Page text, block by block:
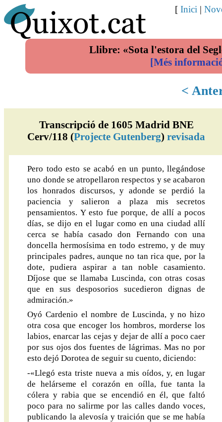
Llibre: «Sota l'estora del
[Més
[ Inici |
<
Transcripció de 1605 Madrid BNE
Cerv/118 (Projecte Gutenberg)revisada
Pero todo esto se acabó en un punto, llegándose
uno donde se atropellaron respectos y se acabaron
los honrados discursos, y adonde se perdió la
paciencia y salieron a plaza mis secretos
pensamientos. Y esto fue porque, de allí a pocos
días, se dijo en el lugar como en una ciudad allí
cerca se había casado don Fernando con una
doncella hermosísima en todo estremo, y de muy
principales padres, aunque no tan rica que, por la
dote, pudiera aspirar a tan noble casamiento.
Díjose que se llamaba Luscinda, con otras cosas
que en sus desposorios sucedieron dignas de
admiración.»
Oyó Cardenio el nombre de Luscinda, y no hizo
otra cosa que encoger los hombros, morderse los
labios, enarcar las cejas y dejar de allí a poco caer
por sus ojos dos fuentes de lágrimas. Mas no por
esto dejó Dorotea de seguir su cuento, diciendo:
-«Llegó esta triste nueva a mis oídos, y, en lugar
de helárseme el corazón en oílla, fue tanta la
cólera y rabia que se encendió en él, que faltó
poco para no salirme por las calles dando voces,
publicando la alevosía y traición que se me había